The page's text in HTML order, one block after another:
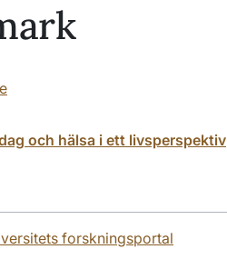
och hälsa i ett livsperspektiv
forskningsportal